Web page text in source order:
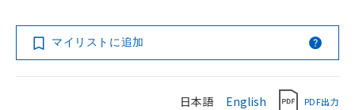
マイリストに追加
日本語 English PDF出力